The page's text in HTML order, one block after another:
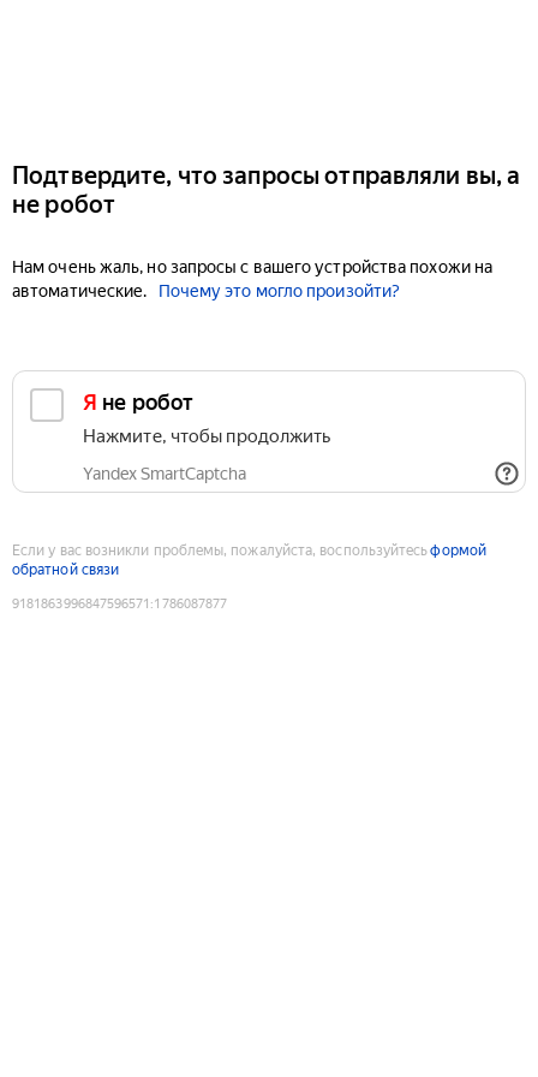
Подтвердите, что запросы отправляли вы, а
не робот
Нам очень жаль, но запросы с вашего устройства похожи на
автоматические.
Почему это могло произойти?
Я не робот
Нажмите, чтобы продолжить
Yandex SmartCaptcha
Если у вас возникли проблемы, пожалуйста, воспользуйтесьформой
обратной связи
9181863996847596571 :1786087877